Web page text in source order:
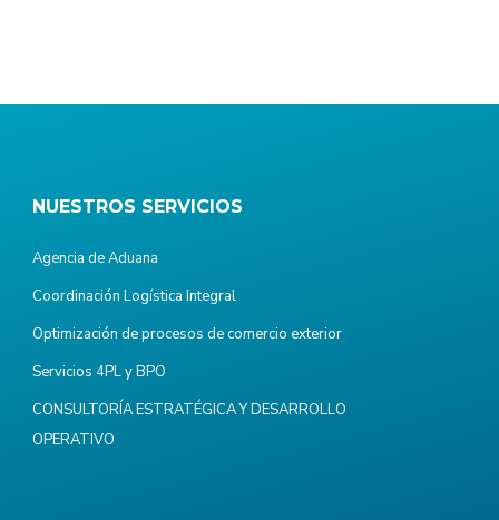
NUESTROS SERVICIOS
Agencia de Aduana
Coordinación Logística Integral
Optimización de procesos de comercio exterior
Servicios 4PL y BPO
CONSULTORÍA ESTRATÉGICA Y DESARROLLO
OPERATIVO